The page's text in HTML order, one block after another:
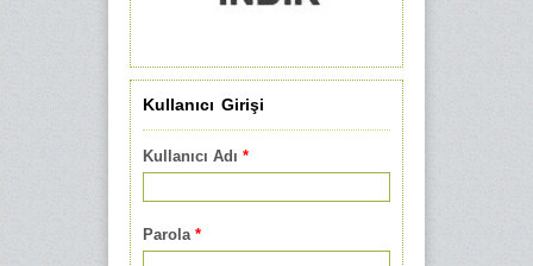
Kullanıcı Girişi
Kullanıcı Adı *
Parola *